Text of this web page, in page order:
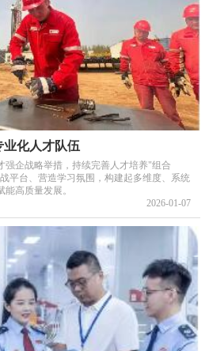
化人才队伍
强企战略举措，持续完善人才培养"组合
平台、营造学习氛围，构建起多维度、系统
高质量发展。
2026-01-07